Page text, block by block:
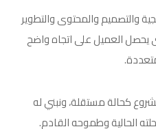
والتصميم والمحتوى والتطوير
يحصل العميل على اتجاه واضح
كحالة مستقلة، ونبني له
الحالية وطموحه القادم.